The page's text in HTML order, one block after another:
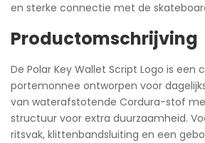
en sterke connectie met de
Productomschrijving
De Polar Key Wallet Script Logo is een
portemonnee ontworpen voor
van waterafstotende Cordura-stof
structuur voor extra duurzaamheid.
ritsvak, klittenbandsluiting en een